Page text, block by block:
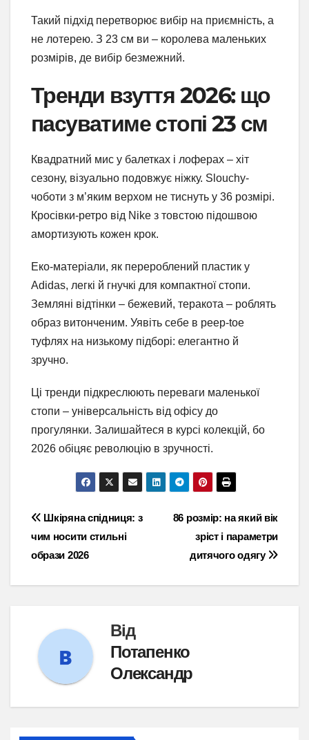
Такий підхід перетворює вибір на приємність, а
не лотерею. З 23 см ви – королева маленьких
розмірів, де вибір безмежний.
Тренди взуття 2026: що
пасуватиме стопі 23 см
Квадратний мис у балетках і лоферах – хіт
сезону, візуально подовжує ніжку. Slouchy-
чоботи з м’яким верхом не тиснуть у 36 розмірі.
Кросівки-ретро від Nike з товстою підошвою
амортизують кожен крок.
Еко-матеріали, як перероблений пластик у
Adidas, легкі й гнучкі для компактної стопи.
Земляні відтінки – бежевий, теракота – роблять
образ витонченим. Уявіть себе в peep-toe
туфлях на низькому підборі: елегантно й
зручно.
Ці тренди підкреслюють переваги маленької
стопи – універсальність від офісу до
прогулянки. Залишайтеся в курсі колекцій, бо
2026 обіцяє революцію в зручності.
Навігація
записів
86 розмір: на який вік
зріст і параметри
дитячого одягу
Шкіряна спідниця: з
чим носити стильні
образи 2026
Від
Потапенко
Олександр